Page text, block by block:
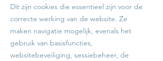
Dit zijn cookies die essentieel zijn voor de
correcte werking van de website. Ze
maken navigatie mogelijk, evenals het
gebruik van basisfuncties,
websitebeveiliging, sessiebeheer, de